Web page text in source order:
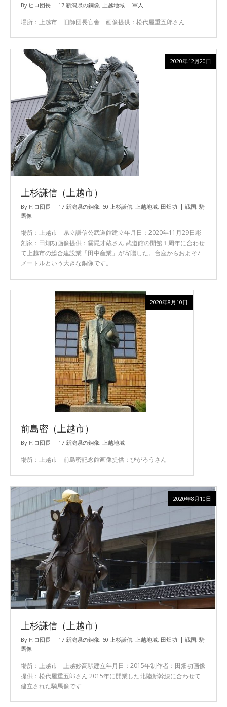
By ヒロ団長 17.新潟県の銅像, 上越地域 軍人
場所：上越市 旧師団長官舎 画像提供：松代屋重五郎さん
上杉謙信（上越市）
By ヒロ団長 17.新潟県の銅像, 60.上杉謙信, 上越地域, 田畑功 戦国, 騎
馬像
場所：上越市 県立謙信公武道館建立年月日：2020年11月29日彫
刻家：田畑功画像提供：霧隠才蔵さん 武道館の開館１周年に合わせ
て上越市の総合建設業「田中産業」が寄贈した。台座からおよそ7
メートルという大きな銅像です。
2020年12月20日
前島密（上越市）
By ヒロ団長 17.新潟県の銅像, 上越地域
場所：上越市 前島密記念館画像提供：びがろうさん
2020年8月10日
上杉謙信（上越市）
By ヒロ団長 17.新潟県の銅像, 60.上杉謙信, 上越地域, 田畑功 戦国, 騎
馬像
場所：上越市 上越妙高駅建立年月日：2015年制作者：田畑功画像
提供：松代屋重五郎さん 2015年に開業した北陸新幹線に合わせて
建立された騎馬像です
2020年8月10日